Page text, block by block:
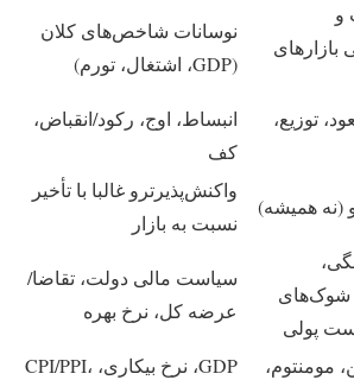
و
نوسانات شاخص‌های کلان
(GDP، اشتغال، تورم)
توزیع،
انبساط، اوج، رکود/انقباض،
کف
(نه همیشه)
واکنش‌پذیرترو غالبا با تأخیر
نسبت به بازار
شوک‌های
پولی
سیاست مالی دولت، تقاضا/
عرضه کل، نرخ بهره
مومنتوم،
GDP، نرخ بیکاری، CPI/PPI،